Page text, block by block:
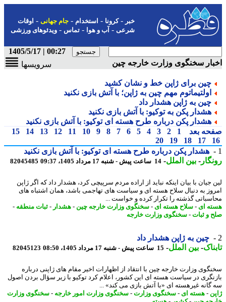
-کرونا-استخدام- جام جهانی-اوقات
شرعی-آب و هوا-تماس-ویدئوهای ورزشی
00:27 | 1405/5/17
سخنگوی وزارت خارجه چین
سرویسها
چین برای ژاپن خط و نشان کشید
اولتیماتوم مهم چین به ژاپن؛ با آتش بازی نکنید
چین به ژاپن هشدار داد
هشدار پکن به توکیو: با آتش بازی نکنید
هشدار پکن درباره طرح هسته ای توکیو: با آتش بازی نکنید
بعد
1
2
3
4
5
6
7
8
9
10
11
12
13
14
15
17
18
19
20
هشدار پکن درباره طرح هسته ای توکیو: با آتش بازی نکنید
-بین الملل-14 ساعت پیش - شنبه 17 مرداد 1405، 09:37 82045485
جیان با بیان اینکه نباید از اراده مردم سرپیچی کرد، هشدار داد که اگر ژاپن
به دنبال سلاح هسته ای و سیاست های تهاجمی باشد، همان اشتباه های
گذشته را تکرار کرده و خواست ...
ای- سلاح هسته ای- سخنگوی وزارت خارجه چین -هشدار-ثبات منطقه-
و ثبات -سخنگوی وزارت خارجه
چین به ژاپن هشدار داد
-بین الملل-15 ساعت پیش - شنبه 17 مرداد 1405، 08:50 82045123
وزارت خارجه چین با انتقاد از اظهارات اخیر مقام های ژاپنی درباره
در سیاست هسته ای این کشور، اعلام کرد توکیو با زیر سؤال بردن اصول
غیرهسته ای «با آتش بازی می کند» ...
- هسته ای- سخنگوی وزارت - سخنگوی وزارت امور خارجه-سخنگوی وزارت